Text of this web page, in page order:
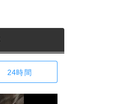
24時間